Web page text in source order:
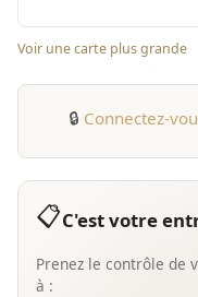
Voir une carte plus grande
🔒 Connectez-
📋C'est votre
Prenez le contrôle de
à :